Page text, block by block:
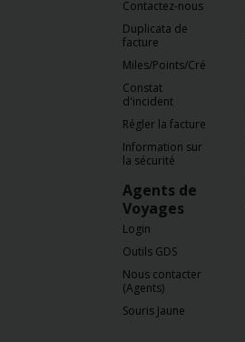
Contactez-nous
Duplicata de
facture
Miles/Points/Crédits
Constat
d'incident
Régler la facture
Information sur
la sécurité
Agents de
Voyages
Login
Outils GDS
Nous contacter
(Agents)
Souris Jaune